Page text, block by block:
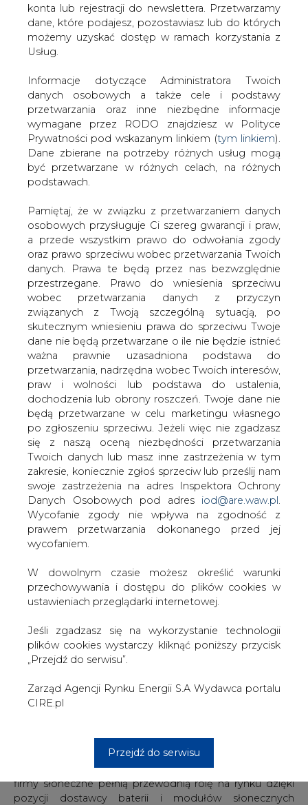
konta lub rejestracji do newslettera. Przetwarzamy
dane, które podajesz, pozostawiasz lub do których
możemy uzyskać dostęp w ramach korzystania z
Usług.
Informacje dotyczące Administratora Twoich
danych osobowych a także cele i podstawy
przetwarzania oraz inne niezbędne informacje
wymagane przez RODO znajdziesz w Polityce
Prywatności pod wskazanym linkiem (tym linkiem).
Dane zbierane na potrzeby różnych usług mogą
być przetwarzane w różnych celach, na różnych
podstawach.
Pamiętaj, że w związku z przetwarzaniem danych
osobowych przysługuje Ci szereg gwarancji i praw,
a przede wszystkim prawo do odwołania zgody
oraz prawo sprzeciwu wobec przetwarzania Twoich
danych. Prawa te będą przez nas bezwzględnie
przestrzegane. Prawo do wniesienia sprzeciwu
wobec przetwarzania danych z przyczyn
związanych z Twoją szczególną sytuacją, po
skutecznym wniesieniu prawa do sprzeciwu Twoje
dane nie będą przetwarzane o ile nie będzie istnieć
ważna prawnie uzasadniona podstawa do
przetwarzania, nadrzędna wobec Twoich interesów,
praw i wolności lub podstawa do ustalenia,
dochodzenia lub obrony roszczeń. Twoje dane nie
będą przetwarzane w celu marketingu własnego
po zgłoszeniu sprzeciwu. Jeżeli więc nie zgadzasz
się z naszą oceną niezbędności przetwarzania
Twoich danych lub masz inne zastrzeżenia w tym
zakresie, koniecznie zgłoś sprzeciw lub prześlij nam
swoje zastrzeżenia na adres Inspektora Ochrony
Danych Osobowych pod adres iod@are.waw.pl
Wycofanie zgody nie wpływa na zgodność z
prawem przetwarzania dokonanego przed jej
wycofaniem.
W dowolnym czasie możesz określić warunki
przechowywania i dostępu do plików cookies w
ustawieniach przeglądarki internetowej.
Jeśli zgadzasz się na wykorzystanie technologii
plików cookies wystarczy kliknąć poniższy przycisk
„Przejdź do serwisu”.
Zarząd Agencji Rynku Energii S.A Wydawca portalu
CIRE.pl
Przejdź do serwisu
Strona główna ZIELONA GOSPODARKA /
Chińczycy
chcą kupić niemiecką firmę z branży energetyki
słonecznej
drukuj
skomentuj
udostępnij
Chińczycy chcą kupić niemiecką
Chińska spółka z branży &#8211; LDK
Solar &#8211; ogłosiła, że planuje
przejąć niemiecką firmę Sunways.
Nadzieje inwestorów na rok
konsolidacji niemieckiego sektora
słonecznego wzrosły. O sprawie
informuje Financial Times.
Firmy ogłosiły, że połączenie obu podmiotów wniesie do
współpracy niemiecką wysoką technologię z jednej
strony i chińską przewagę niskich kosztów produkcji z
drugiej. Eksperci ankietowani przez Financial Times
podkreślają jednak, że ta druga opcja jest mniej realna na
niemieckim rynku energii słonecznej.
Ów sektor w RFN, dotychczas dobrze prosperujący
dzięki subsydiom, obecnie przechodzi kryzys poprzez
ich obcięcie, globalną nadprodukcję energii i tanią
konkurencję z Państwa Środka. Niemieckie firmy solarne
tną koszta, szukają kredytodawców i zwalniają
pracowników. Sprzedaż ogniw fotowoltaicznych w
trzecim kwartale zeszłego roku wyniosła 23,3 miliona
euro. Dla porównania w analogicznym okresie rok
wcześniej opiewała na sumę 35 milionów.
LDK Solar ma wstępnie uzyskać 33 procent akcji
Sunways dzięki dokapitalizowaniu spółki, a następnie
odebrać pozostałe udziały poprzez ofertę publiczną z
ceną ustaloną na poziomie 1,90 euro za akcję.
Nie wszystkie niemieckie firmy przyciągają
zainteresowanie inwestorów. Inny przedstawiciel sektora
– Solon –nie był w stanie przyciągnąć żadnego. – Chińskie
firmy słoneczne pełnią przewodnią rolę na rynku dzięki
pozycji dostawcy baterii i modułów słonecznych